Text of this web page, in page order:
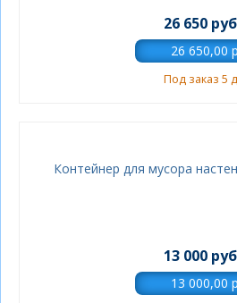
26 650 руб
Под заказ 5
Контейнер для мусора
13 000 руб